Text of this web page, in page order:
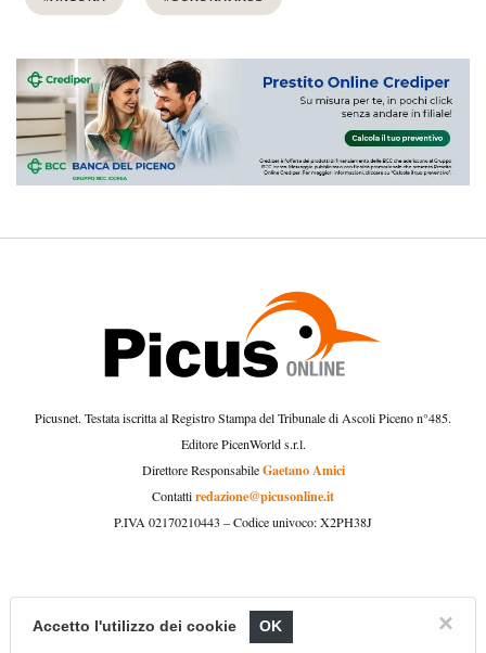
Picusnet. Testata iscritta al Registro Stampa del Tribunale di Ascoli Piceno n°485.
Editore PicenWorld s.r.l.
Direttore ResponsabileGaetano Amici
Contattiredazione@picusonline.it
P.IVA 02170210443 – Codice univoco: X2PH38J
Accetto l'utilizzo dei cookie OK ×